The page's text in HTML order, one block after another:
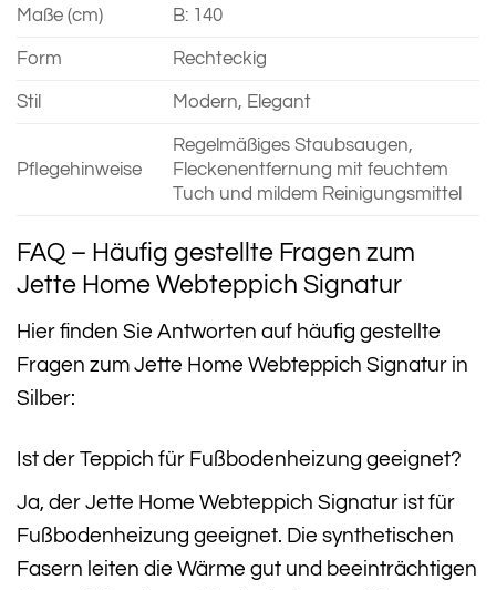
Maße (cm) B: 140
Form Rechteckig
Stil Modern, Elegant
Pflegehinweise
Regelmäßiges Staubsaugen,
Fleckenentfernung mit feuchtem
Tuch und mildem Reinigungsmittel
FAQ – Häufig gestellte Fragen zum
Jette Home Webteppich Signatur
Hier finden Sie Antworten auf häufig gestellte
Fragen zum Jette Home Webteppich Signatur in
Silber:
Ist der Teppich für Fußbodenheizung geeignet?
Ja, der Jette Home Webteppich Signatur ist für
Fußbodenheizung geeignet. Die synthetischen
Fasern leiten die Wärme gut und beeinträchtigen